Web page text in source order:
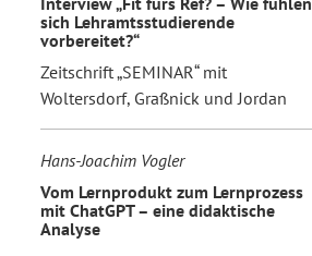
sich Lehramtsstudierende
vorbereitet?“
Zeitschrift „SEMINAR“ mit
Woltersdorf, Graßnick und Jordan
Hans-Joachim Vogler
Vom Lernprodukt zum Lernprozess
mit ChatGPT – eine didaktische
Analyse